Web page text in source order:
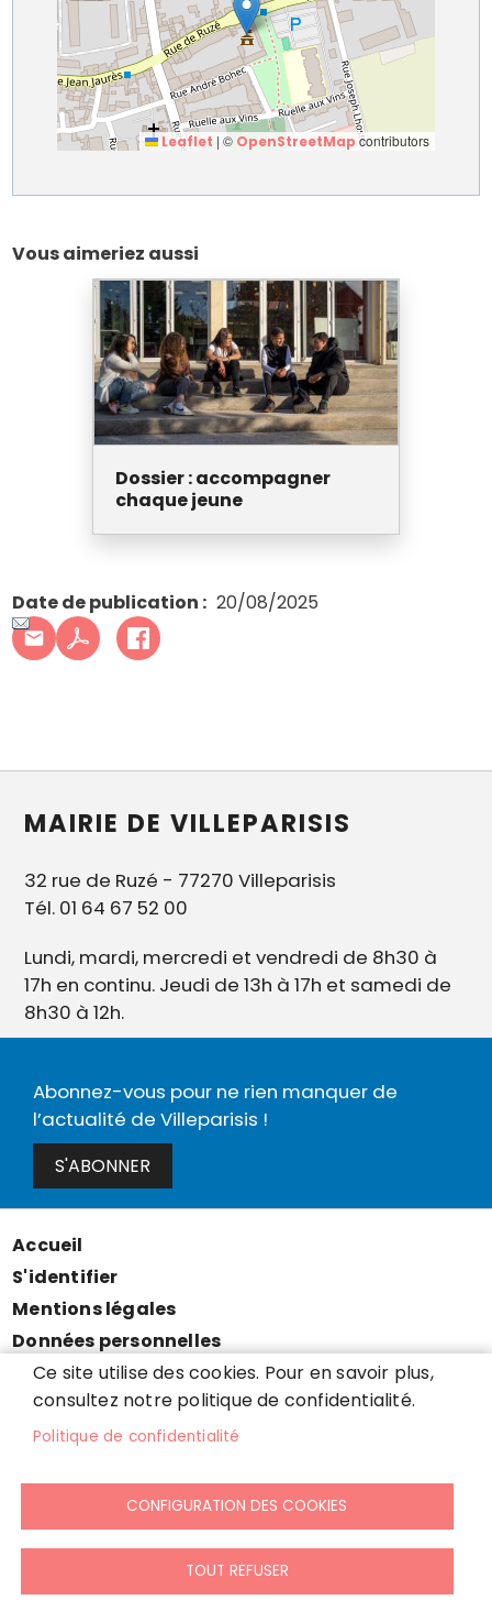
Leaflet | © OpenStreetMapcontributors
Vous aimeriez aussi
Dossier : accompagner
chaque jeune
Date de publication 20/08/2025
MAIRIE DE VILLEPARISIS
32 rue de Ruzé - 77270 Villeparisis
Tél. 01 64 67 52 00
Lundi, mardi, mercredi et vendredi de 8h30 à
17h en continu. Jeudi de 13h à 17h et samedi de
8h30 à 12h.
Abonnez-vous pour ne rien manquer de
l’actualité de Villeparisis !
S'ABONNER
Menu
Pied
de
page
Accueil
S'identifier
Mentions légales
Données personnelles
Accessibilité : partiellement conforme
Cookies
Contact
Ce site utilise des cookies. Pour en savoir plus,
consultez notre politique de confidentialité.
Politique de confidentialité
CONFIGURATION DES COOKIES
TOUT REFUSER